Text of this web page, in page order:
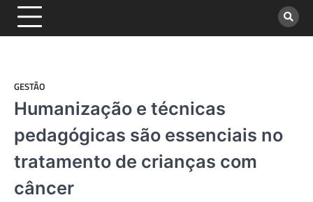
GESTÃO
Humanização e técnicas
pedagógicas são essenciais no
tratamento de crianças com
câncer